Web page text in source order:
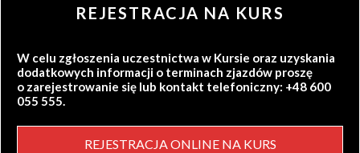
REJESTRACJA NA KURS
W celu zgłoszenia uczestnictwa w Kursie oraz uzyskania
dodatkowych informacji o terminach zjazdów proszę
o zarejestrowanie się lub kontakt telefoniczny: +48 600
055 555.
REJESTRACJA ONLINE NA KURS